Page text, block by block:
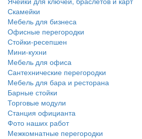
Скамейки
Мебель для бизнеса
Офисные перегородки
Стойки-ресепшен
Мини-кухни
Мебель для офиса
Сантехнические перегородки
Мебель для бара и ресторана
Барные стойки
Торговые модули
Станция официанта
Фото наших работ
Межкомнатные перегородки